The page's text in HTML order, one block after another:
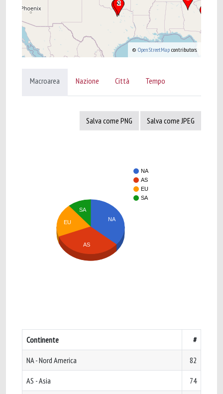
© OpenStreetMap contributors.
Macroarea Nazione Città Tempo
Salva come PNG Salva come JPEG
NA
AS
EU
SA
NA
SA
EU
AS
Continente #
NA - Nord America 82
AS - Asia 74